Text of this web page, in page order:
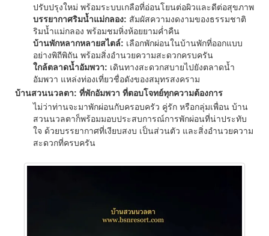
ปรับปรุงใหม่ พร้อมระบบเกลือที่อ่อนโยนต่อผิวและดีต่อสุขภาพ
บรรยากาศริมน้ำแม่กลอง: สัมผัสความงดงามของธรรมชาติ
ริมน้ำแม่กลอง พร้อมชมหิ่งห้อยยามค่ำคืน
บ้านพักหลากหลายสไตล์: เลือกพักผ่อนในบ้านพักที่ออกแบบ
อย่างพิถีพิถัน พร้อมสิ่งอำนวยความสะดวกครบครัน
ใกล้ตลาดน้ำอัมพวา: เดินทางสะดวกสบายไปยังตลาดน้ำ
อัมพวา แหล่งท่องเที่ยวชื่อดังของสมุทรสงคราม
บ้านสวนนวลตา: ที่พักอัมพวา ที่ตอบโจทย์ทุกความต้องการ
ไม่ว่าท่านจะมาพักผ่อนกับครอบครัว คู่รัก หรือกลุ่มเพื่อน บ้าน
สวนนวลตาก็พร้อมมอบประสบการณ์การพักผ่อนที่น่าประทับ
ใจ ด้วยบรรยากาศที่เงียบสงบ เป็นส่วนตัว และสิ่งอำนวยความ
สะดวกที่ครบครัน